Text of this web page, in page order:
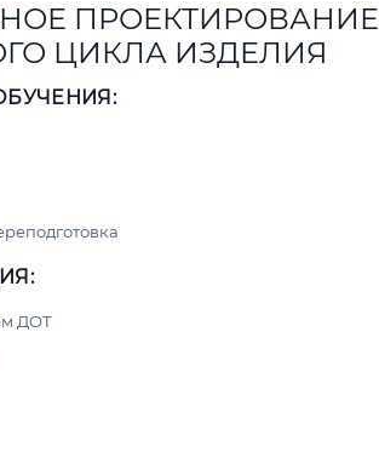
ПРОЕКТИРОВАНИЕ
ЦИКЛА ИЗДЕЛИЯ
ДОТ